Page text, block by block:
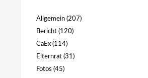
Ebelsberg Pichling
Allgemein (207)
Bericht (120)
CaEx (114)
Elternrat (31)
Fotos (45)